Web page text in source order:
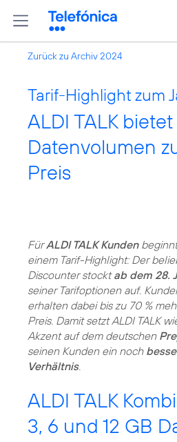
Zurück zu Archiv 2024
Tarif-Highlight zum
ALDI TALK
Datenvolumen
Preis
FürALDI TALK Kundenbeginnt
einem Tarif-Highlight: Der
Discounter stocktab dem 28.
seiner Tarifoptionen auf.
erhalten dabei bis zu 70 %
Preis. Damit setzt ALDI TALK
Akzent auf dem deutschen
seinen Kunden ein noch
Verhältnis.
ALDI TALK
3, 6 und 12 GB